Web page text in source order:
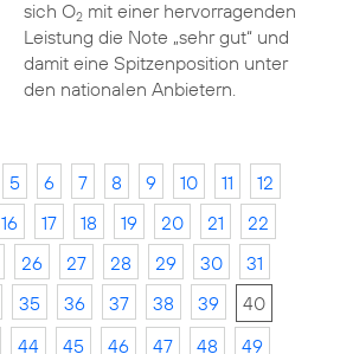
sich O2mit einer hervorragenden
Leistung die Note „sehr gut“ und
damit eine Spitzenposition unter
den nationalen Anbietern.
5 6 7 8 9 10 11
12
16 17 18 19 20 21
22
26 27 28 29 30
31
35 36 37 38 39
40
44 45 46 47 48 49